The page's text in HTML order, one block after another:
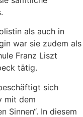
als auch in
war sie zudem als
Franz Liszt
tätig.
sich
mit dem
Sinnen“. In diesem